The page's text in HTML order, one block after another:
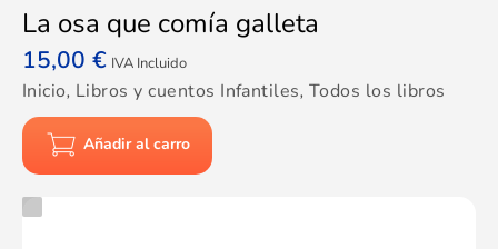
La osa que comía galleta
15,00 € IVA Incluido
Inicio, Libros y cuentos Infantiles, Todos los libros
Añadir al carro